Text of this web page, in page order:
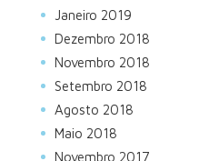
Janeiro 2019
Dezembro 2018
Novembro 2018
Setembro 2018
Agosto 2018
Maio 2018
Novembro 2017